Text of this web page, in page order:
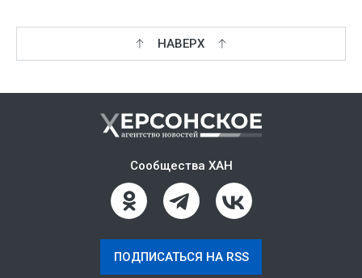
НАВЕРХ
Сообщества ХАН
ПОДПИСАТЬСЯ НА RSS